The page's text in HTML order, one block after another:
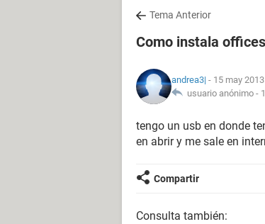
Tema Anterior
Como instala
andrea3| - 15 may
usuario anónimo -
tengo un usb en donde
en abrir y me sale en
Compartir
Consulta también: